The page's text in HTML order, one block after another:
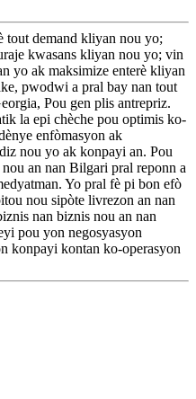
tout demand kliyan nou yo;
kwasans kliyan nou yo; vin
yo ak maksimize enterè kliyan
pwodwi a pral bay nan tout
Pou gen plis antrepriz.
la epi chèche pou optimis ko-
enfòmasyon ak
nou yo ak konpayi an. Pou
an nan Bilgari pral reponn a
Yo pral fè pi bon efò
nou sipòte livrezon an nan
nan biznis nou an nan
pou yon negosyasyon
konpayi kontan ko-operasyon